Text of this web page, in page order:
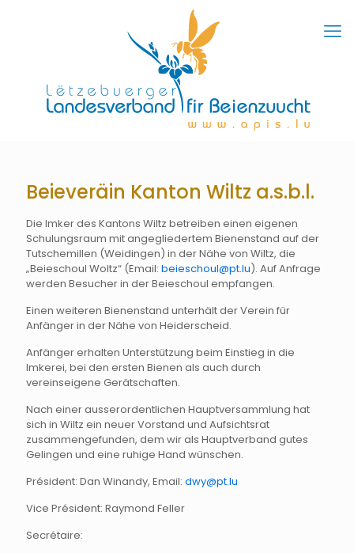
Beieveräin Kanton Wiltz a.s.b.l.
Die Imker des Kantons Wiltz betreiben einen eigenen
Schulungsraum mit angegliedertem Bienenstand auf der
Tutschemillen (Weidingen) in der Nähe von Wiltz, die
„Beieschoul Woltz“ (Email: beieschoul@pt.lu). Auf Anfrage
werden Besucher in der Beieschoul empfangen.
Einen weiteren Bienenstand unterhält der Verein für
Anfänger in der Nähe von Heiderscheid.
Anfänger erhalten Unterstützung beim Einstieg in die
Imkerei, bei den ersten Bienen als auch durch
vereinseigene Gerätschaften.
Nach einer ausserordentlichen Hauptversammlung hat
sich in Wiltz ein neuer Vorstand und Aufsichtsrat
zusammengefunden, dem wir als Hauptverband gutes
Gelingen und eine ruhige Hand wünschen.
Président: Dan Winandy, Email: dwy@pt.lu
Vice Président: Raymond Feller
Secrétaire: